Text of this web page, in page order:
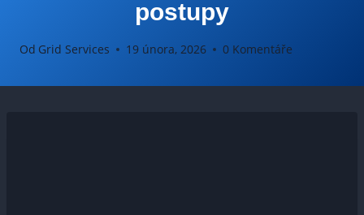
postupy
Od Grid Services 19 února, 2026 0 Komentáře